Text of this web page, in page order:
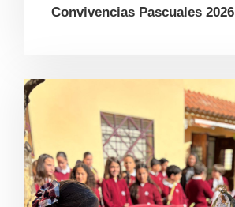
Convivencias Pascuales 2026